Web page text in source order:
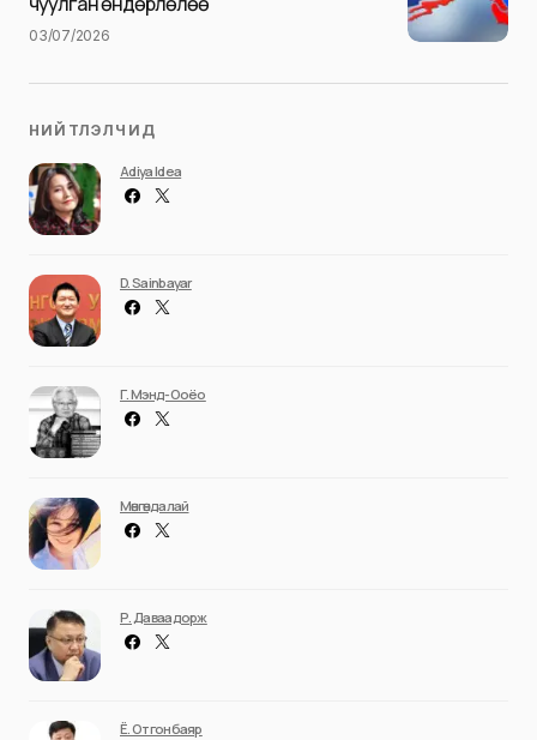
03/07/2026
НИЙТЛЭЛЧИД
Adiya Idea
D. Sainbayar
Г. Мэнд-Ооёо
Мөнгөндалай
Р. Даваадорж
Ё. Отгонбаяр